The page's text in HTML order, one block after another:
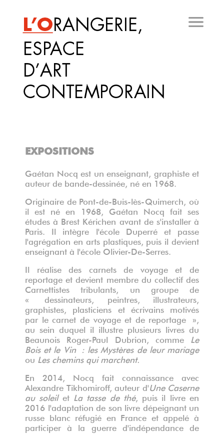
principal
EXPOSITIONS
Gaétan Nocq est un enseignant, graphiste et
auteur de bande-dessinée, né en 1968.
Originaire de Pont-de-Buis-lès-Quimerch, où
il est né en 1968, Gaétan Nocq fait ses
études à Brest Kérichen avant de s'installer à
Paris. Il intègre l'école Duperré et passe
l'agrégation en arts plastiques, puis il devient
enseignant à l'école Olivier-De-Serres.
Il réalise des carnets de voyage et de
reportage et devient membre du collectif des
Carnettistes tribulants, un groupe de
« dessinateurs, peintres, illustrateurs,
graphistes, plasticiens et écrivains motivés
par le carnet de voyage et de reportage »
au sein duquel il illustre plusieurs livres du
Beaunois Roger-Paul Dubrion, comme Le
Bois et le Vin : les Mystères de leur mariage
ou Les chemins qui marchent.
En 2014, Nocq fait connaissance avec
Alexandre Tikhomiroff, auteur d' Une Caserne
au soleil et La tasse de thé, puis il livre en
2016 l'adaptation de son livre dépeignant un
russe blanc réfugié en France et appelé à
participer à la guerre d'indépendance de